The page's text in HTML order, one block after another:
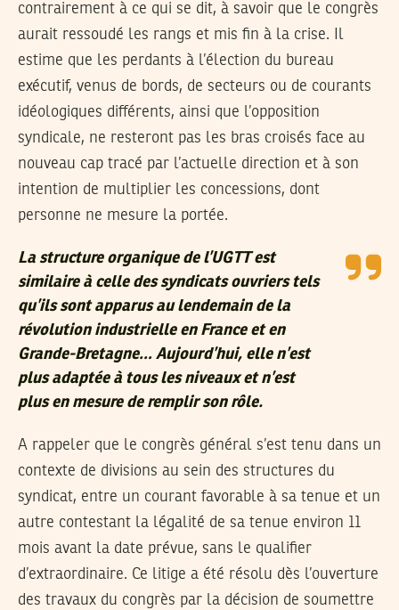
contrairement à ce qui se dit, à savoir que le congrès
aurait ressoudé les rangs et mis fin à la crise. Il
estime que les perdants à l’élection du bureau
exécutif, venus de bords, de secteurs ou de courants
idéologiques différents, ainsi que l’opposition
syndicale, ne resteront pas les bras croisés face au
nouveau cap tracé par l’actuelle direction et à son
intention de multiplier les concessions, dont
personne ne mesure la portée.
La structure organique de l’UGTT est
similaire à celle des syndicats ouvriers tels
qu’ils sont apparus au lendemain de la
révolution industrielle en France et en
Grande-Bretagne… Aujourd’hui, elle n’est
plus adaptée à tous les niveaux et n’est
plus en mesure de remplir son rôle.
A rappeler que le congrès général s’est tenu dans un
contexte de divisions au sein des structures du
syndicat, entre un courant favorable à sa tenue et un
autre contestant la légalité de sa tenue environ 11
mois avant la date prévue, sans le qualifier
d’extraordinaire. Ce litige a été résolu dès l’ouverture
des travaux du congrès par la décision de soumettre